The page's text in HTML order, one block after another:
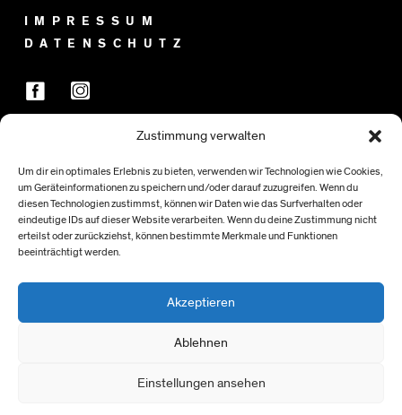
Zustimmung verwalten
Um dir ein optimales Erlebnis zu bieten, verwenden wir Technologien wie Cookies,
um Geräteinformationen zu speichern und/oder darauf zuzugreifen. Wenn du
diesen Technologien zustimmst, können wir Daten wie das Surfverhalten oder
eindeutige IDs auf dieser Website verarbeiten. Wenn du deine Zustimmung nicht
erteilst oder zurückziehst, können bestimmte Merkmale und Funktionen
beeinträchtigt werden.
Akzeptieren
Ablehnen
Einstellungen ansehen
IMPRESSUM
DATENSCHUTZ
FÖRDER:INNEN